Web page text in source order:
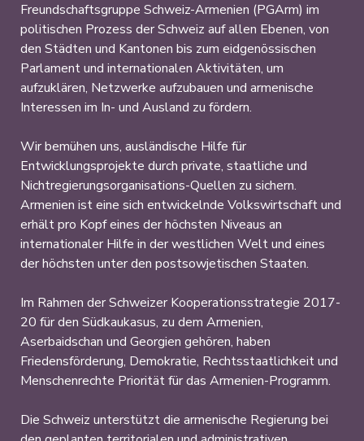
Freundschaftsgruppe Schweiz-Armenien (PGArm) im
politischen Prozess der Schweiz auf allen Ebenen, von
den Städten und Kantonen bis zum eidgenössischen
Parlament und internationalen Aktivitäten, um
aufzuklären, Netzwerke aufzubauen und armenische
Interessen im In- und Ausland zu fördern.
Wir bemühen uns, ausländische Hilfe für
Entwicklungsprojekte durch private, staatliche und
Nichtregierungsorganisations-Quellen zu sichern.
Armenien ist eine sich entwickelnde Volkswirtschaft und
erhält pro Kopf eines der höchsten Niveaus an
internationaler Hilfe in der westlichen Welt und eines
der höchsten unter den postsowjetischen Staaten.
Im Rahmen der Schweizer Kooperationsstrategie 2017-
20 für den Südkaukasus, zu dem Armenien,
Aserbaidschan und Georgien gehören, haben
Friedensförderung, Demokratie, Rechtsstaatlichkeit und
Menschenrechte Priorität für das Armenien-Programm.
Die Schweiz unterstützt die armenische Regierung bei